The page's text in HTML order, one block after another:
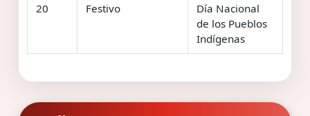
20 Festivo
Día Nacional
de los Pueblos
Indígenas